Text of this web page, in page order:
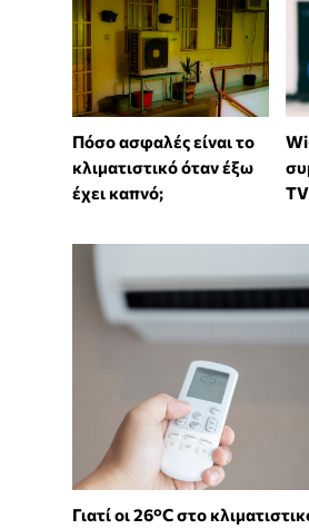
Πόσο ασφαλές είναι το
κλιματιστικό όταν έξω
έχει καπνό;
Γιατί οι 26°C στο